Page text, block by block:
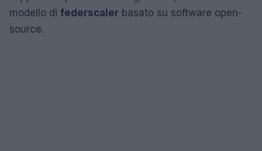
modello di federscaler basato su software open-
source.